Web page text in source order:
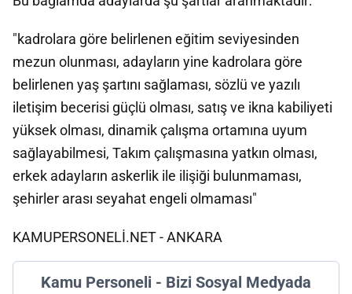
"kadrolara göre belirlenen eğitim seviyesinden
mezun olunması, adayların yine kadrolara göre
belirlenen yaş şartını sağlaması, sözlü ve yazılı
iletişim becerisi güçlü olması, satış ve ikna kabiliyeti
yüksek olması, dinamik çalışma ortamına uyum
sağlayabilmesi, Takım çalışmasına yatkın olması,
erkek adayların askerlik ile ilişiği bulunmaması,
şehirler arası seyahat engeli olmaması"
KAMUPERSONELİ.NET - ANKARA
Kamu Personeli - Bizi Sosyal Medyada